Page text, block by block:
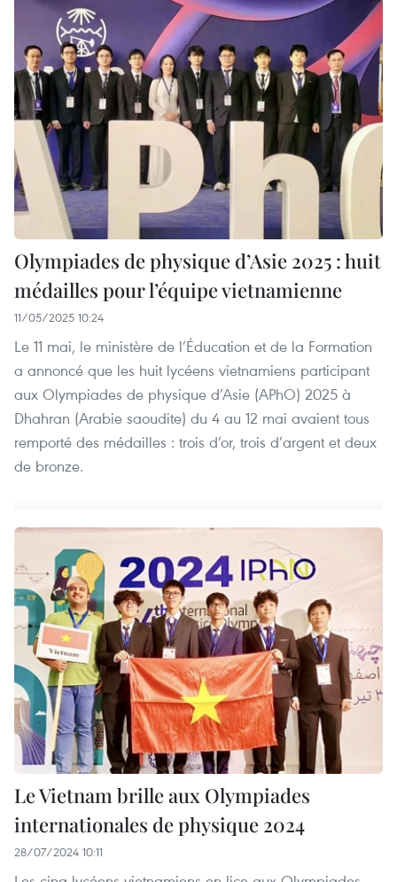
Olympiades de physique d’Asie 2025 : huit
médailles pour l’équipe vietnamienne
11/05/2025 10:24
Le 11 mai, le ministère de l’Éducation et de la Formation
a annoncé que les huit lycéens vietnamiens participant
aux Olympiades de physique d’Asie (APhO) 2025 à
Dhahran (Arabie saoudite) du 4 au 12 mai avaient tous
remporté des médailles : trois d’or, trois d’argent et deux
de bronze.
Le Vietnam brille aux Olympiades
internationales de physique 2024
28/07/2024 10:11